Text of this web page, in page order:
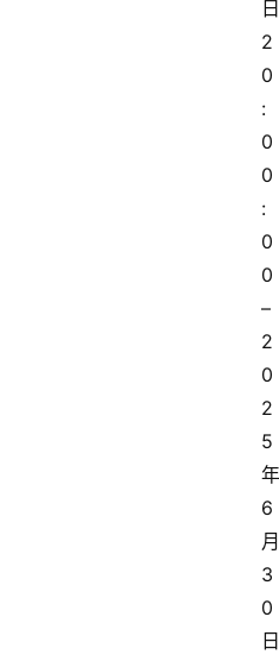
日
2
0
:
0
0
:
0
0
–
2
0
2
5
年
6
月
3
0
日